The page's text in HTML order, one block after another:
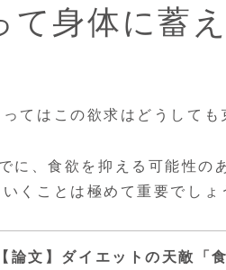
て身体に蓄え
てはこの欲求はどうしても
、食欲を抑える可能性の
くことは極めて重要でしょ
【論文】ダイエットの天敵「